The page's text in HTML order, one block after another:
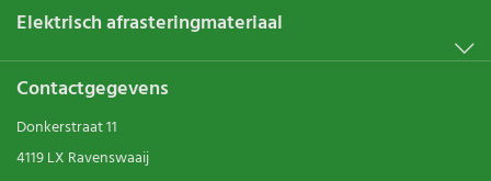
Elektrisch afrasteringmateriaal
Contactgegevens
Donkerstraat 11
4119 LX Ravenswaaij